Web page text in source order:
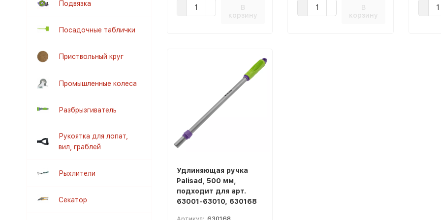
В
корзину
В
корзину
Удлиняющая ручка
Palisad, 500 мм,
подходит для арт.
63001-63010, 630168
Подвязка
Посадочные таблички
Приствольный круг
Промышленные колеса
Разбрызгиватель
Рукоятка для лопат,
вил, граблей
Рыхлители
Секатор